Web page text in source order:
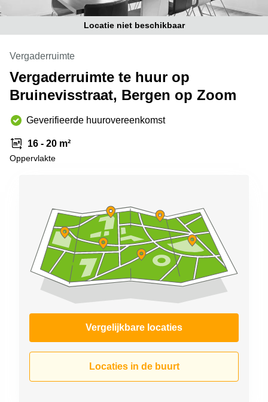
Coworking
space
Coworking
Arnhem
Kantoorruimte
in Arnhem
space
Coworking
space
Kantoor
Huren
Hengelo
Bedrijfsruimte
Huren in
Locatie niet beschikbaar
Vergaderruimte
Vergaderruimte te huur op
Bruinevisstraat, Bergen op Zoom
Geverifieerde huurovereenkomst
16 - 20 m²
Oppervlakte
Vergelijkbare locaties
Locaties in de buurt